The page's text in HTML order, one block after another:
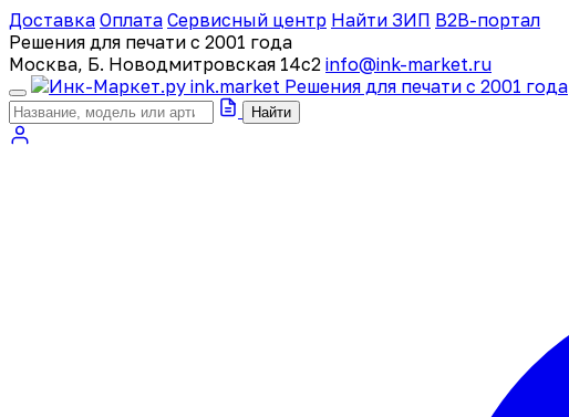
Доставка Оплата Сервисный центр Найти ЗИП B2B-портал
Решения для печати с 2001 года
Москва, Б. Новодмитровская 14с2 info@ink-market.ru
ink.market Решения для печати с 2001 года
Найти